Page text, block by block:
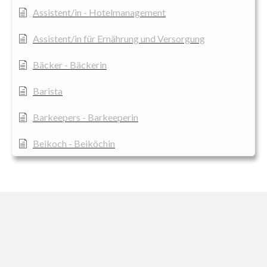
Assistent/in - Hotelmanagement
Assistent/in für Ernährung und Versorgung
Bäcker - Bäckerin
Barista
Barkeepers - Barkeeperin
Beikoch - Beiköchin